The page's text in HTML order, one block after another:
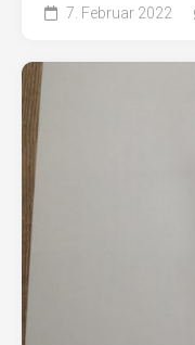
7. Februar 2022